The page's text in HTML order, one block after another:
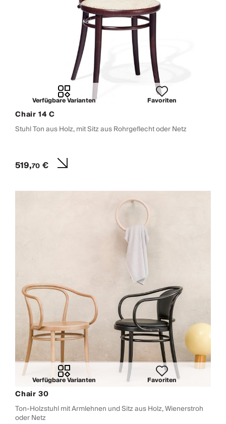
Verfügbare Varianten Favoriten
Chair 14 C
Stuhl Ton aus Holz, mit Sitz aus Rohrgeflecht oder Netz
519,70€
Verfügbare Varianten Favoriten
Chair 30
Ton-Holzstuhl mit Armlehnen und Sitz aus Holz, Wienerstroh
oder Netz